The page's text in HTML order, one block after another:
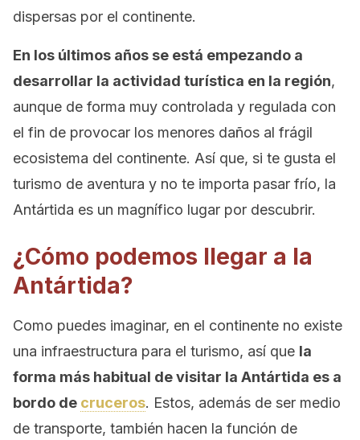
dispersas por el continente.
En los últimos años se está empezando a
desarrollar la actividad turística en la región,
aunque de forma muy controlada y regulada con
el fin de provocar los menores daños al frágil
ecosistema del continente. Así que, si te gusta el
turismo de aventura y no te importa pasar frío, la
Antártida es un magnífico lugar por descubrir.
¿Cómo podemos llegar a la
Antártida?
Como puedes imaginar, en el continente no existe
una infraestructura para el turismo, así que la
forma más habitual de visitar la Antártida es a
bordo de cruceros. Estos, además de ser medio
de transporte, también hacen la función de